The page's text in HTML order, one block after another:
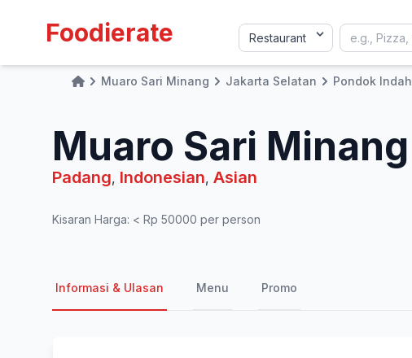
Foodierate
HomeMuaro Sari Minang Jakarta Selatan Pondok Indah
Muaro Sari Minang
Padang, Indonesian, Asian
Kisaran Harga: < Rp 50000 per person
Informasi & Ulasan Menu Promo